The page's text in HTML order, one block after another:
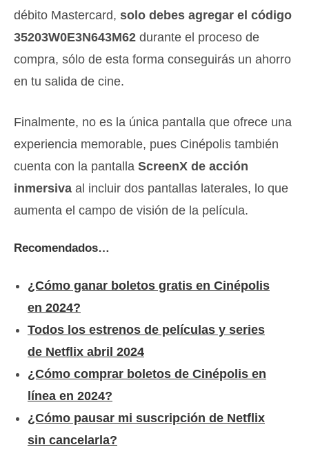
débito Mastercard, solo debes agregar el código
35203W0E3N643M62 durante el proceso de
compra, sólo de esta forma conseguirás un ahorro
en tu salida de cine.
Finalmente, no es la única pantalla que ofrece una
experiencia memorable, pues Cinépolis también
cuenta con la pantalla ScreenX de acción
inmersiva al incluir dos pantallas laterales, lo que
aumenta el campo de visión de la película.
Recomendados…
¿Cómo ganar boletos gratis en Cinépolis
en 2024?
Todos los estrenos de películas y series
de Netflix abril 2024
¿Cómo comprar boletos de Cinépolis en
línea en 2024?
¿Cómo pausar mi suscripción de Netflix
sin cancelarla?